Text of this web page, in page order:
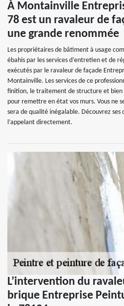
À Montainville
78 est un ravaleur de
une grande renommée
Les propriétaires de bâtiment à usage
ébahis par les services d’entretien et de
exécutés par le ravaleur de façade
Montainville. Les services de ce
finition, le traitement de structure et bien
pour remettre en état vos murs. Vous ne
sera de qualité inégalable. Découvrez
l’appelant directement.
L’intervention du
brique Entreprise